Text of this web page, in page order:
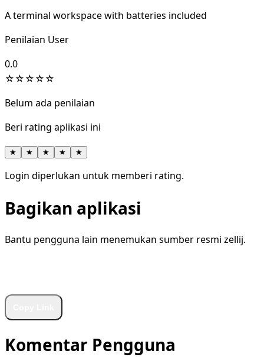
A terminal workspace with batteries included
Penilaian User
0.0
☆☆☆☆☆
Belum ada penilaian
Beri rating aplikasi ini
★ ★ ★ ★ ★
Login diperlukan untuk memberi rating.
Bagikan aplikasi
Bantu pengguna lain menemukan sumber resmi zellij.
Komentar Pengguna